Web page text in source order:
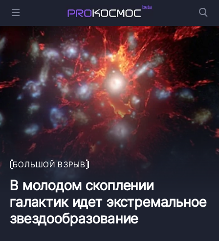
БОЛЬШОЙ ВЗРЫВ
В молодом скоплении
галактик идет экстремальное
звездообразование